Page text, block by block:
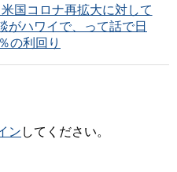
国コロナ再拡大に対して
がハワイで、って話で日
の利回り
ン してください。